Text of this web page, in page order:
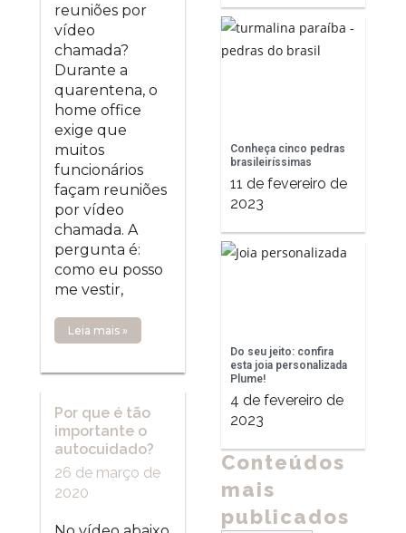
reuniões por
vídeo
chamada?
Durante a
quarentena, o
home office
exige que
muitos
funcionários
façam reuniões
por vídeo
chamada. A
pergunta é:
como eu posso
me vestir,
Leia mais »
Por que é tão
importante o
autocuidado?
26 de março de
2020
Conheça cinco pedras
brasileiríssimas
11 de fevereiro de
2023
Do seu jeito: confira
esta joia personalizada
Plume!
4 de fevereiro de
2023
Conteúdos
mais
publicados